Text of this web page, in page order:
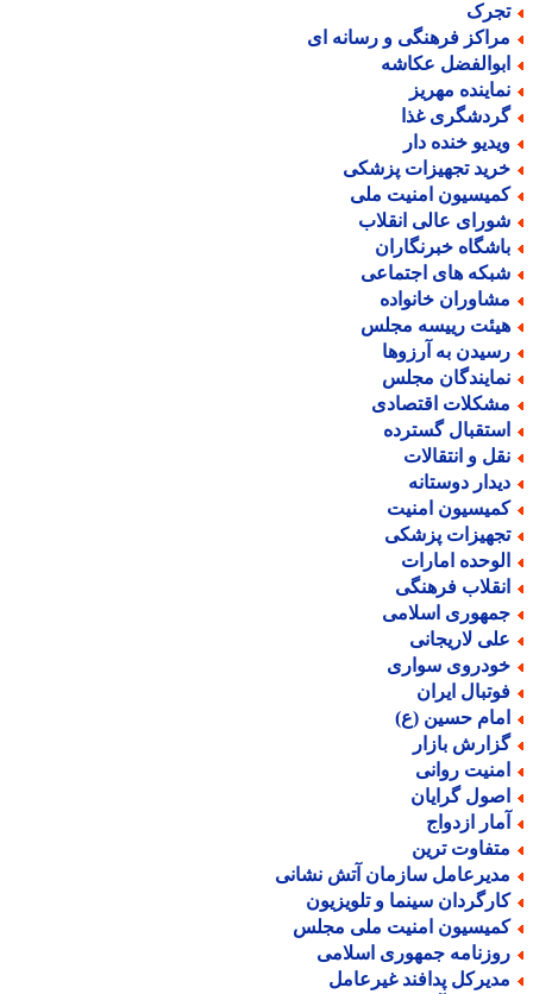
فرهنگی و رسانه ای
عکاشه
مهریز
غذا
خنده دار
تجهیزات پزشکی
امنیت ملی
عالی انقلاب
خبرنگاران
های اجتماعی
خانواده
رییسه مجلس
به آرزوها
مجلس
اقتصادی
گسترده
و انتقالات
دوستانه
امنیت
پزشکی
امارات
فرهنگی
اسلامی
لاریجانی
سواری
ایران
حسین (ع)
بازار
روانی
گرایان
ازدواج
ترین
سازمان آتش نشانی
سینما و تلویزیون
امنیت ملی مجلس
جمهوری اسلامی
پدافند غیرعامل